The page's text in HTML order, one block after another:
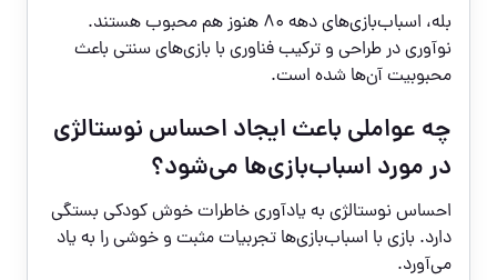
بله، اسباب‌بازی‌های دهه ۸۰ هنوز هم محبوب هستند.
نوآوری در طراحی و ترکیب فناوری با بازی‌های سنتی باعث
محبوبیت آن‌ها شده است.
چه عواملی باعث ایجاد احساس نوستالژی
در مورد اسباب‌بازی‌ها می‌شود؟
احساس نوستالژی به یادآوری خاطرات خوش کودکی بستگی
دارد. بازی با اسباب‌بازی‌ها تجربیات مثبت و خوشی را به یاد
می‌آورد.